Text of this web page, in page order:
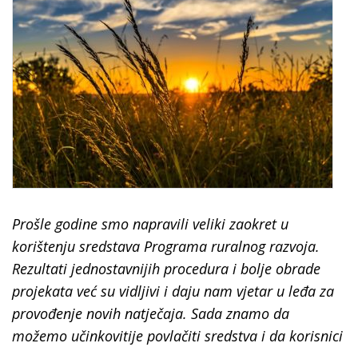
Prošle godine smo napravili veliki zaokret u
korištenju sredstava Programa ruralnog razvoja.
Rezultati jednostavnijih procedura i bolje obrade
projekata već su vidljivi i daju nam vjetar u leđa za
provođenje novih natječaja. Sada znamo da
možemo učinkovitije povlačiti sredstva i da korisnici